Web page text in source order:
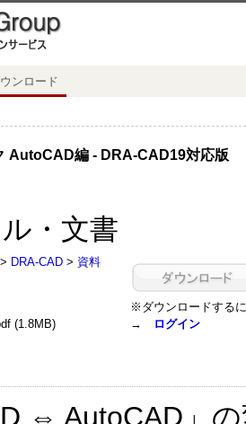
ンロード
AutoCAD編 - DRA-CAD19対応版
・文書
> DRA-CAD > 資料
※ダウンロードする
→
ログイン
(1.8MB)
⇔ AutoCAD」